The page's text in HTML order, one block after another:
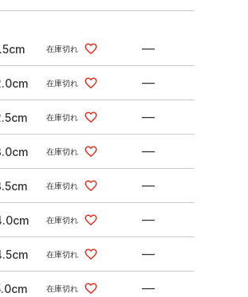
在庫切れ —
在庫切れ —
在庫切れ —
在庫切れ —
在庫切れ —
在庫切れ —
在庫切れ —
在庫切れ —